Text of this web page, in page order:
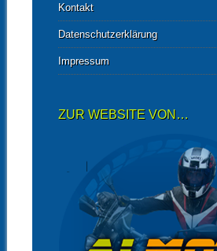
Kontakt
Datenschutzerklärung
Impressum
ZUR WEBSITE VON…